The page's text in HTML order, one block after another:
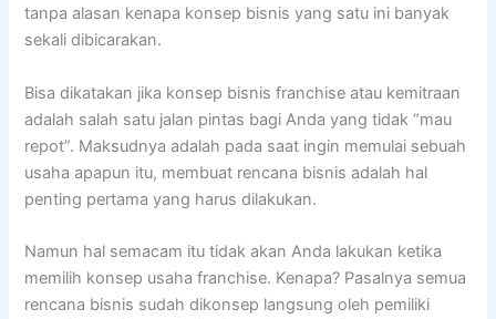
tanpa alasan kenapa konsep bisnis yang satu ini banyak
sekali dibicarakan.
Bisa dikatakan jika konsep bisnis franchise atau kemitraan
adalah salah satu jalan pintas bagi Anda yang tidak “mau
repot”. Maksudnya adalah pada saat ingin memulai sebuah
usaha apapun itu, membuat rencana bisnis adalah hal
penting pertama yang harus dilakukan.
Namun hal semacam itu tidak akan Anda lakukan ketika
memilih konsep usaha franchise. Kenapa? Pasalnya semua
rencana bisnis sudah dikonsep langsung oleh pemiliki